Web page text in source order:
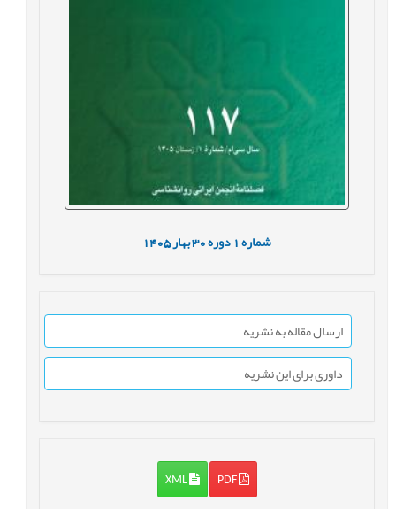
شماره1 دوره30 بهار1405
ارسال مقاله به نشریه
داوری برای این نشریه
PDF
XML